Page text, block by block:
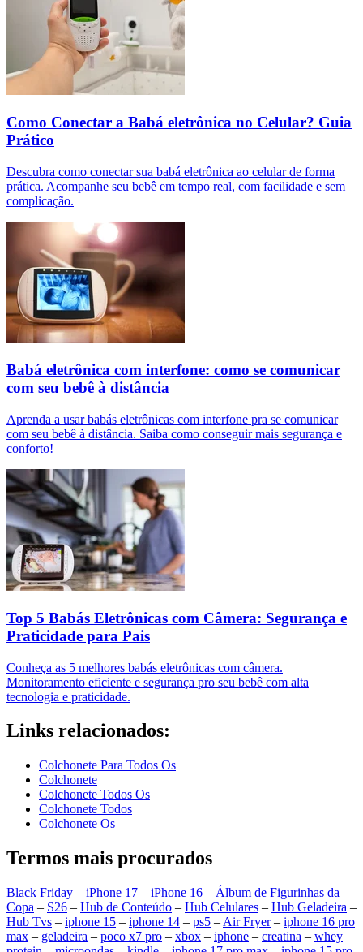
Como Conectar a Babá eletrônica no Celular? Guia
Prático
Descubra como conectar sua babá eletrônica ao celular de forma
prática. Acompanhe seu bebê em tempo real, com facilidade e sem
complicação.
Babá eletrônica com interfone: como se comunicar
com seu bebê à distância
Aprenda a usar babás eletrônicas com interfone pra se comunicar
com seu bebê à distância. Saiba como conseguir mais segurança e
conforto!
Top 5 Babás Eletrônicas com Câmera: Segurança e
Praticidade para Pais
Conheça as 5 melhores babás eletrônicas com câmera.
Monitoramento eficiente e segurança pro seu bebê com alta
tecnologia e praticidade.
Links relacionados:
Colchonete Para Todos Os
Colchonete
Colchonete Todos Os
Colchonete Todos
Colchonete Os
Termos mais procurados
Black Friday – iPhone 17 – iPhone 16 – Álbum de Figurinhas da
Copa – S26 – Hub de Conteúdo – Hub Celulares – Hub Geladeira –
Hub Tvs – iphone 15 – iphone 14 – ps5 – Air Fryer– iphone 16 pro
max – geladeira – poco x7 pro – xbox – iphone – creatina – whey